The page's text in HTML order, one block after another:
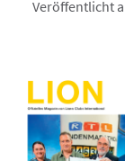
Veröffentlicht